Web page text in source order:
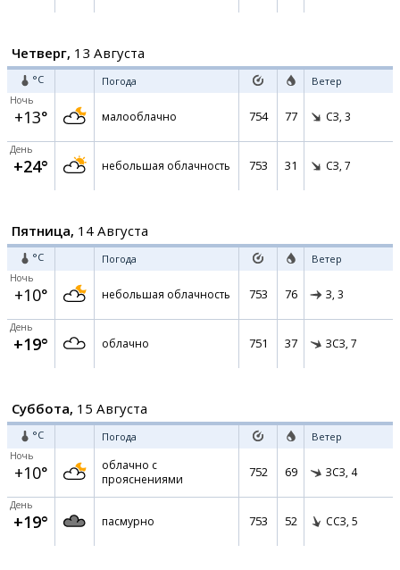
Четверг, 13 Августа
°C Погода Ветер
Ночь
+13° малооблачно 754 77 СЗ, 3
День
+24° небольшая облачность 753 31 СЗ, 7
Пятница, 14 Августа
°C Погода Ветер
Ночь
+10° небольшая облачность 753 76 З, 3
День
+19° облачно 751 37 ЗСЗ, 7
Суббота, 15 Августа
°C Погода Ветер
Ночь
+10°
облачно с
прояснениями
752 69 ЗСЗ, 4
День
+19° пасмурно 753 52 ССЗ, 5